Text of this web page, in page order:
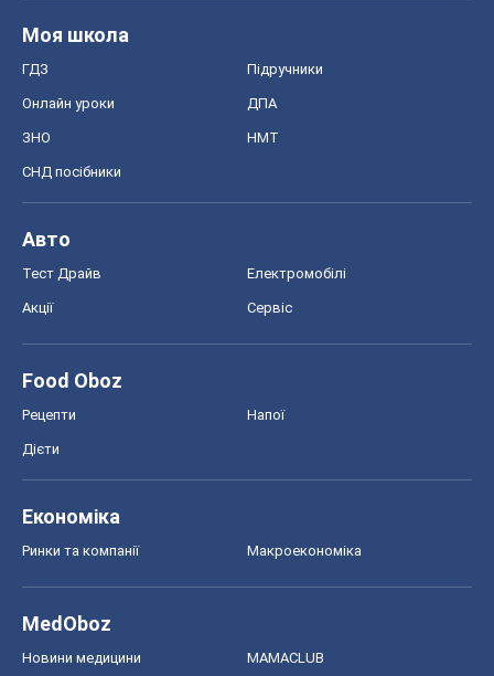
Моя школа
ГДЗ Підручники
Онлайн уроки ДПА
ЗНО НМТ
СНД посібники
Авто
Тест Драйв Електромобілі
Акції Сервіс
Food Oboz
Рецепти Напої
Дієти
Економіка
Ринки та компанії Макроекономіка
MedOboz
Новини медицини MAMACLUB